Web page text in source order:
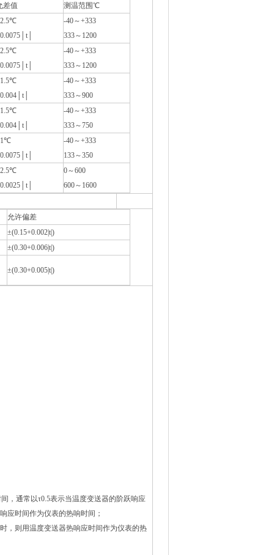
差值 测温范围℃
-40～+333
333～1200
-40～+333
333～1200
-40～+333
333～900
-40～+333
333～750
-40～+333
133～350
0～600
600～1600
允许偏差
±(0.15+0.002|t|)
±(0.30+0.006|t|)
±(0.30+0.005|t|)
，通常以τ0.5表示当温度变送器的阶跃响应
间作为仪表的热响时间；
，则用温度变送器热响应时间作为仪表的热